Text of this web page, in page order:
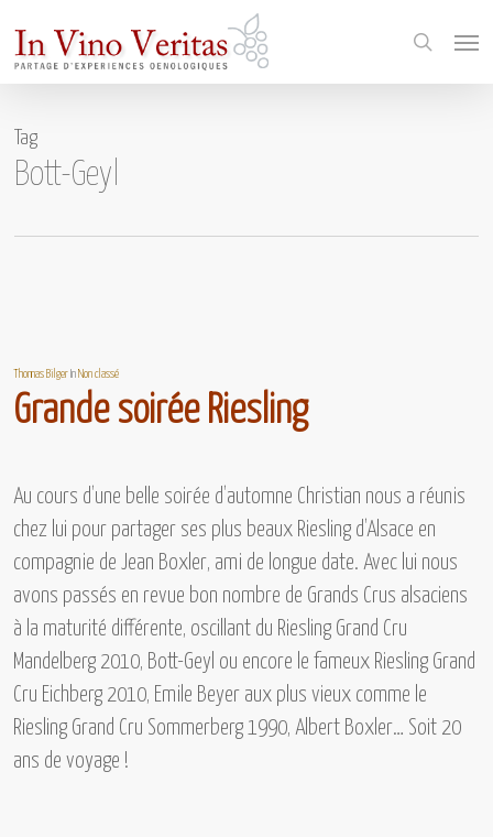
main
search
Tag
Bott-Geyl
Thomas Bilger InNon classé
Grande soirée Riesling
Au cours d’une belle soirée d’automne Christian nous a réunis
chez lui pour partager ses plus beaux Riesling d’Alsace en
compagnie de Jean Boxler, ami de longue date. Avec lui nous
avons passés en revue bon nombre de Grands Crus alsaciens
à la maturité différente, oscillant du Riesling Grand Cru
Mandelberg 2010, Bott-Geyl ou encore le fameux Riesling Grand
Cru Eichberg 2010, Emile Beyer aux plus vieux comme le
Riesling Grand Cru Sommerberg 1990, Albert Boxler… Soit 20
ans de voyage !